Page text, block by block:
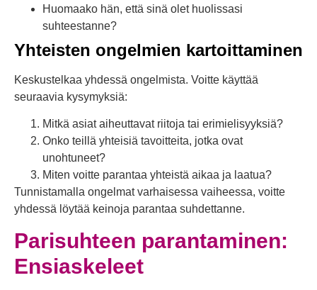
Huomaako hän, että sinä olet huolissasi
suhteestanne?
Yhteisten ongelmien kartoittaminen
Keskustelkaa yhdessä ongelmista. Voitte käyttää
seuraavia kysymyksiä:
Mitkä asiat aiheuttavat riitoja tai erimielisyyksiä?
Onko teillä yhteisiä tavoitteita, jotka ovat
unohtuneet?
Miten voitte parantaa yhteistä aikaa ja laatua?
Tunnistamalla ongelmat varhaisessa vaiheessa, voitte
yhdessä löytää keinoja parantaa suhdettanne.
Parisuhteen parantaminen:
Ensiaskeleet